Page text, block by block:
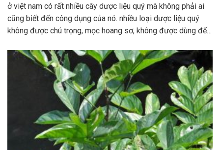
ở việt nam có rất nhiều cây dược liệu quý mà không phải ai
cũng biết đến công dụng của nó. nhiều loại dược liệu quý
không được chú trọng, mọc hoang sơ, không được dùng đến,